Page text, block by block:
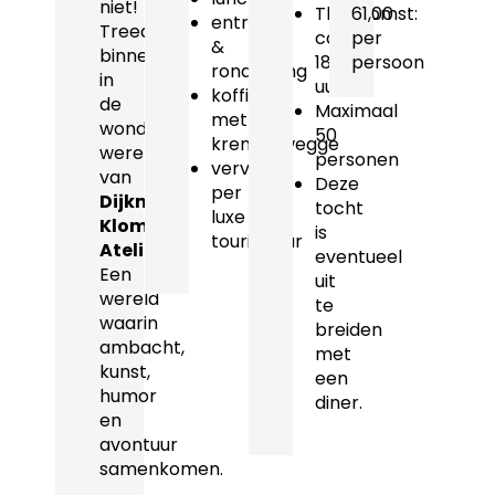
niet!
Treed
binnen
in
de
wondere
wereld
van
Dijkman
Klompen
Atelier
Een
wereld
waarin
ambacht,
kunst,
humor
en
avontuur
samenkomen.
entree
&
rondleiding
koffie
met
krentenwegge
vervoer
per
luxe
touringcar
Thuiskomst:
ca.
18.00
uur
Maximaal
50
personen
Deze
tocht
is
eventueel
uit
te
breiden
met
een
diner.
61,00
per
persoon